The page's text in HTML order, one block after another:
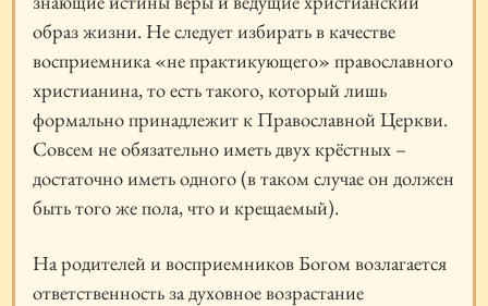
образ жизни. Не следует избирать в качестве
восприемника «не практикующего» православного
христианина, то есть такого, который лишь
формально принадлежит к Православной Церкви.
Совсем не обязательно иметь двух крёстных –
достаточно иметь одного (в таком случае он должен
быть того же пола, что и крещаемый).
На родителей и восприемников Богом возлагается
ответственность за духовное возрастание